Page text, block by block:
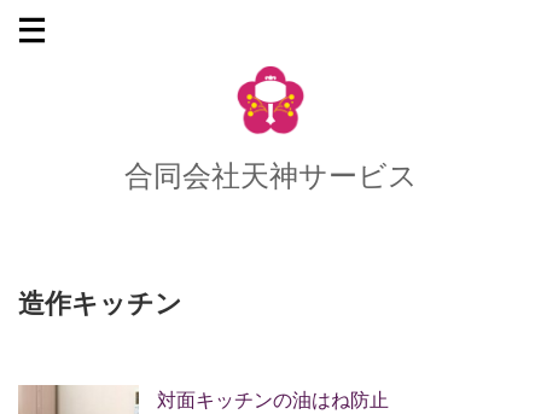
合同会社天神サービス
造作キッチン
対面キッチンの油はね防止